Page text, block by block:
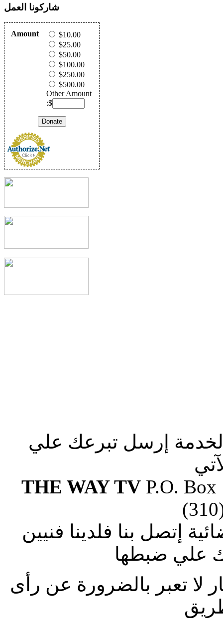
شاركونا العمل
Amount
$10.00
$25.00
$50.00
$100.00
$250.00
$500.00
Other Amount
:$
إرسل تبرعك علي
THE WAY TVP.O. Box
إتصل بنا فلدينا فنيين
علي ضبطها
لا تعبر بالضرورة عن رأى